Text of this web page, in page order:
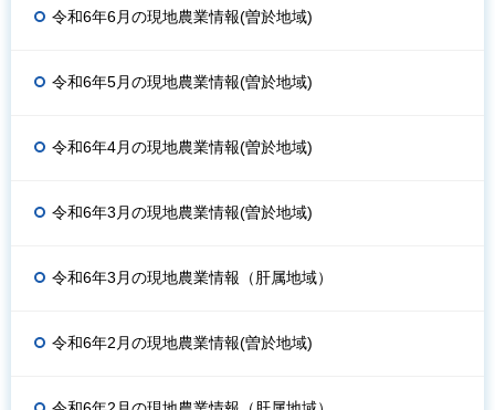
令和6年6月の現地農業情報(曽於地域)
令和6年5月の現地農業情報(曽於地域)
令和6年4月の現地農業情報(曽於地域)
令和6年3月の現地農業情報(曽於地域)
令和6年3月の現地農業情報（肝属地域）
令和6年2月の現地農業情報(曽於地域)